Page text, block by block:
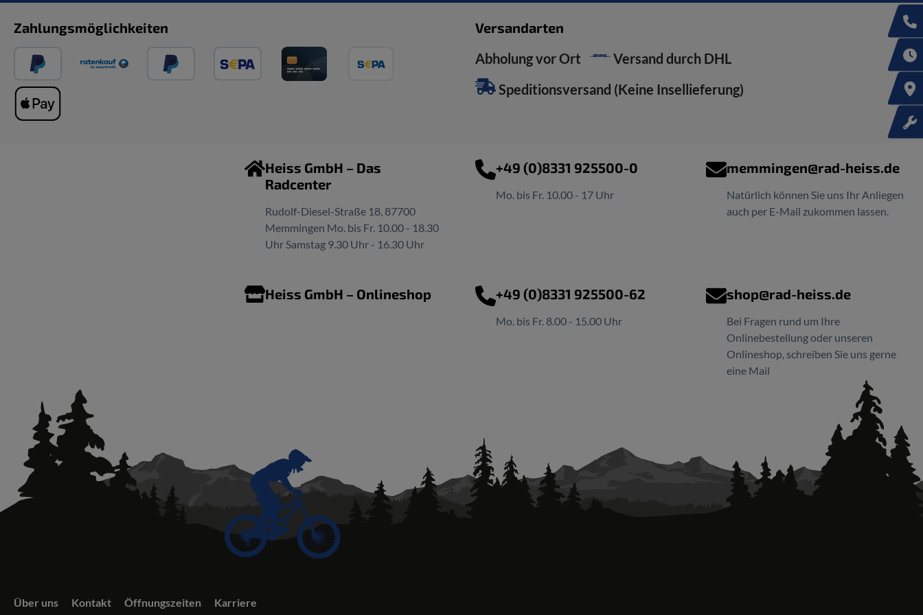
Zahlungsmöglichkeiten
Versandarten
Abholung vor Ort
Versand durch DHL
Speditionsversand (Keine Insellieferung)
Heiss GmbH – Das
Radcenter
Rudolf-Diesel-Straße 18, 87700
Memmingen Mo. bis Fr. 10.00 - 18.30
Uhr Samstag 9.30 Uhr - 16.30 Uhr
+49 (0)8331 925500-0
Mo. bis Fr. 10.00 - 17 Uhr
memmingen@rad-heiss.de
Natürlich können Sie uns Ihr Anliegen
auch per E-Mail zukommen lassen.
Heiss GmbH – Onlineshop +49 (0)8331 925500-62
Mo. bis Fr. 8.00 - 15.00 Uhr
shop@rad-heiss.de
Bei Fragen rund um Ihre
Onlinebestellung oder unseren
Onlineshop, schreiben Sie uns gerne
eine Mail
Über uns Kontakt Öffnungszeiten
Karriere